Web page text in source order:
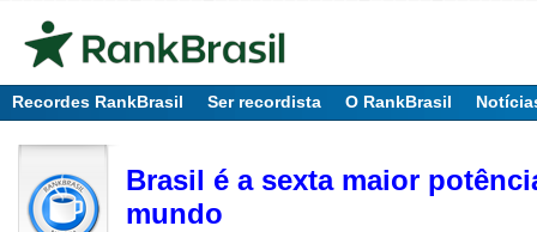
Recordes RankBrasil Ser recordista O RankBrasil
Brasil é a sexta maior
mundo